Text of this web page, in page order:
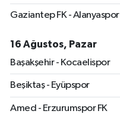
Gaziantep FK - Alanyaspor
16 Ağustos, Pazar
Başakşehir - Kocaelispor
Beşiktaş - Eyüpspor
Amed - Erzurumspor FK